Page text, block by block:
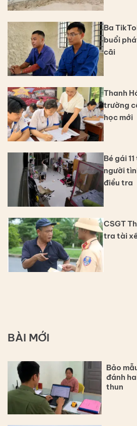
Ba
buổi
cãi
Thanh
trường
học mới
Bé gái
người
điều tra
CSGT
tra tài
BÀI MỚI
Bảo
đánh
thun